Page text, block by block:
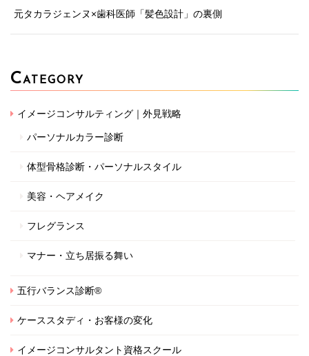
元タカラジェンヌ×歯科医師「髪色設計」の裏側
CATEGORY
イメージコンサルティング｜外見戦略
パーソナルカラー診断
体型骨格診断・パーソナルスタイル
美容・ヘアメイク
フレグランス
マナー・立ち居振る舞い
五行バランス診断®
ケーススタディ・お客様の変化
イメージコンサルタント資格スクール